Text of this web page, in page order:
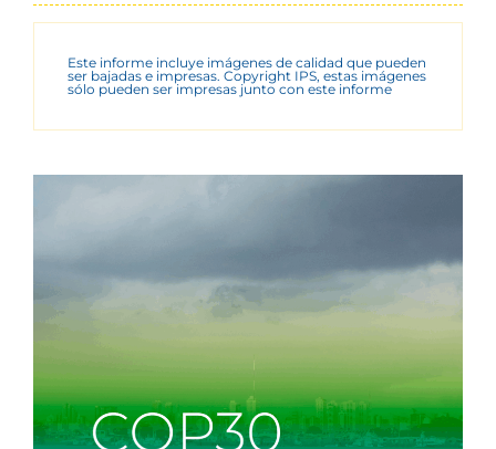
Este informe incluye imágenes de calidad que pueden
ser bajadas e impresas. Copyright IPS, estas imágenes
sólo pueden ser impresas junto con este informe